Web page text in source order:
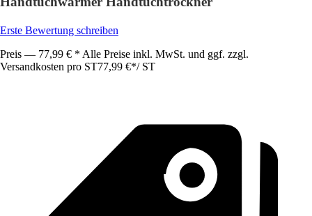
Erste Bewertung schreiben
Preis — 77,99 € * Alle Preise inkl. MwSt. und ggf. zzgl.
Versandkosten pro ST77,99 €*/ ST